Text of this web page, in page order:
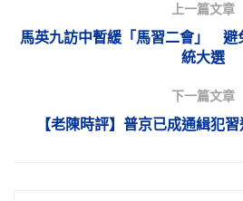
上一篇文章
馬英九訪中暫緩「馬習二會」 避
統大選
下一篇文章
【老陳時評】普京已成通緝犯